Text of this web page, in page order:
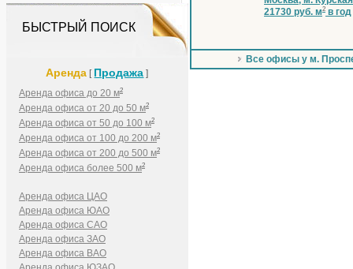
БЫСТРЫЙ ПОИСК
Аренда [ Продажа ]
Аренда офиса до 20 м2
Аренда офиса от 20 до 50 м2
Аренда офиса от 50 до 100 м2
Аренда офиса от 100 до 200 м2
Аренда офиса от 200 до 500 м2
Аренда офиса более 500 м2
Аренда офиса ЦАО
Аренда офиса ЮАО
Аренда офиса САО
Аренда офиса ЗАО
Аренда офиса ВАО
21730 руб. м2 в год
Все офисы у м.